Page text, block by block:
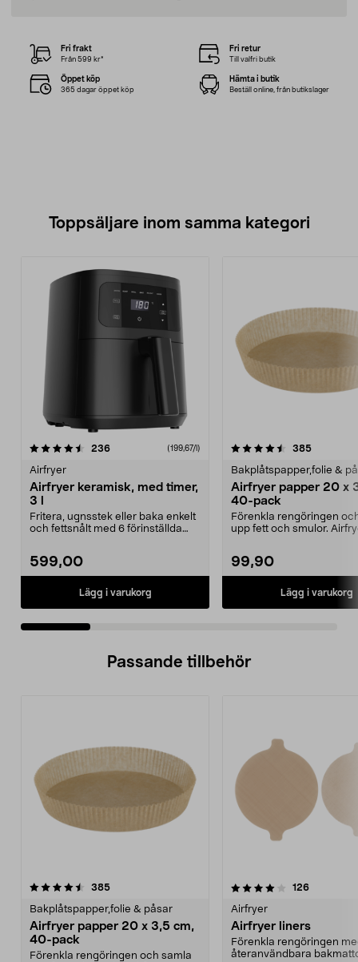
Fri frakt
Från 599 kr*
Fri retur
Till valfri butik
Öppet köp
365 dagar öppet köp
Hämta i butik
Beställ online, från butikslager
Toppsäljare inom samma kategori
236recensioner (199,67/l)
Airfryer
Airfryer keramisk, med timer,
3 l
Fritera, ugnsstek eller baka enkelt
och fettsnålt med 6 förinställda
599,00
Lägg i varukorg
4.5 av 5 stjärnor 385
Bakplåtspapper,folie &
Airfryer papper 20 x
40-pack
Förenkla rengöringen
upp fett och smulor.
99,90
Lägg i varukorg
4.5 av 5 stjärnor
Passande tillbehör
385recensioner
Bakplåtspapper,folie & påsar
Airfryer papper 20 x 3,5 cm,
40-pack
Förenkla rengöringen och samla
4.0av 5 stjärnor 126
Airfryer
Airfryer liners
Förenkla rengöringen
återanvändbara
4.0av 5 stjärnor